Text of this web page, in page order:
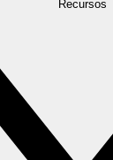
Recursos